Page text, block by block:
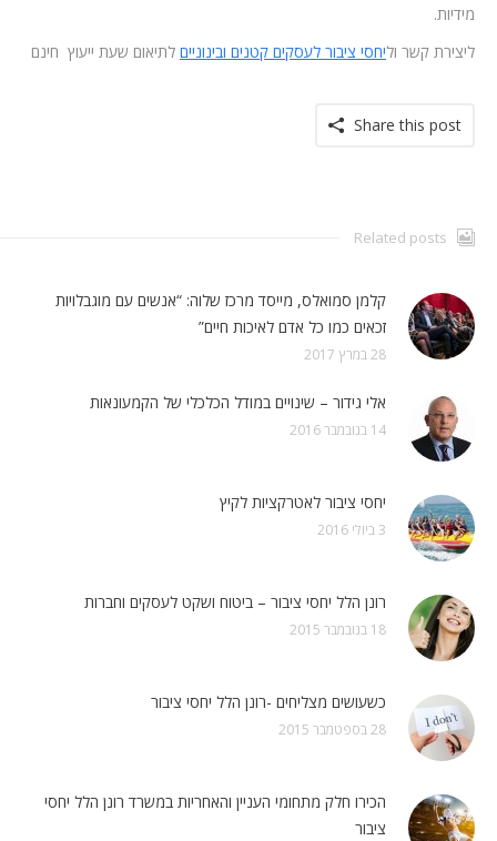
מידיות.
ליצירת קשר וליחסי ציבור לעסקים קטנים ובינוניים לתיאום שעת ייעוץ חינם
Share this post
Related posts
קלמן סמואלס, מייסד מרכז שלוה: “אנשים עם מוגבלויות
זכאים כמו כל אדם לאיכות חיים”
28 במרץ 2017
אלי גידור – שינויים במודל הכלכלי של הקמעונאות
14 בנובמבר 2016
יחסי ציבור לאטרקציות לקיץ
3 ביולי 2016
רונן הלל יחסי ציבור – ביטוח ושקט לעסקים וחברות
18 בנובמבר 2015
כשעושים מצליחים -רונן הלל יחסי ציבור
28 בספטמבר 2015
הכירו חלק מתחומי העניין והאחריות במשרד רונן הלל יחסי
ציבור